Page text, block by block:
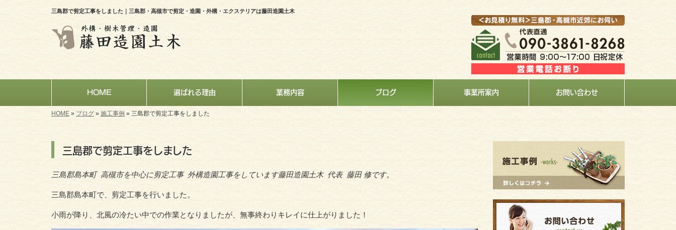
三島郡で剪定工事をしました｜三島郡・高槻市で剪定・造園・外構・エクステリアは藤田造園土木
HOME 選ばれる理由 業務内容 ブログ 事業所案内 お問い合わせ
HOME » ブログ » 施工事例 » 三島郡で剪定工事をしました
三島郡で剪定工事をしました
三島郡島本町 高槻市を中心に剪定工事 外構造園工事をしています藤田造園土木 代表 藤田 修です。
三島郡島本町で、剪定工事を行いました。
小雨が降り、北風の冷たい中での作業となりましたが、無事終わりキレイに仕上がりました！